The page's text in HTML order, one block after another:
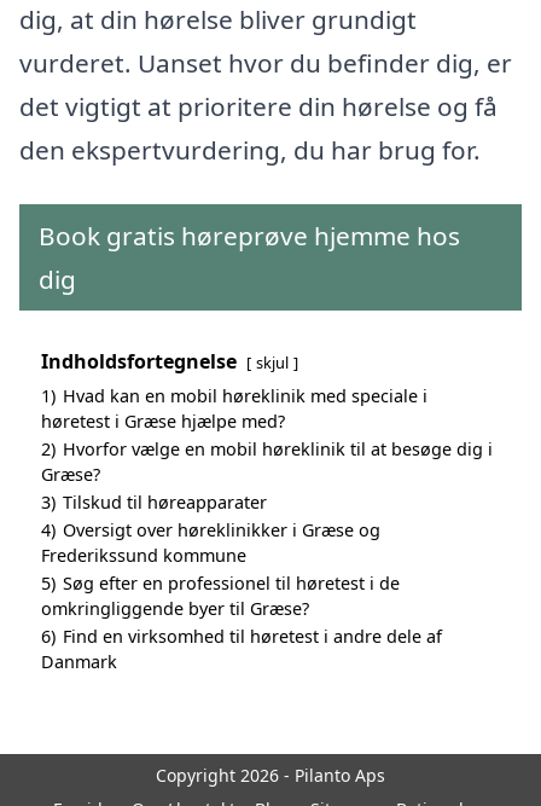
dig, at din hørelse bliver grundigt
vurderet. Uanset hvor du befinder dig, er
det vigtigt at prioritere din hørelse og få
den ekspertvurdering, du har brug for.
Book gratis høreprøve hjemme hos
dig
Indholdsfortegnelse skjul
1) Hvad kan en mobil høreklinik med speciale i
høretest i Græse hjælpe med?
2) Hvorfor vælge en mobil høreklinik til at besøge dig i
Græse?
3) Tilskud til høreapparater
4) Oversigt over høreklinikker i Græse og
Frederikssund kommune
5) Søg efter en professionel til høretest i de
omkringliggende byer til Græse?
6) Find en virksomhed til høretest i andre dele af
Danmark
Copyright 2026 - Pilanto Aps